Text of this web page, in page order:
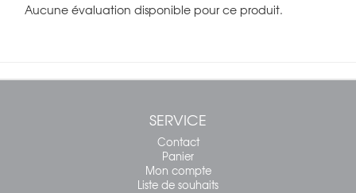
Aucune évaluation disponible pour ce produit.
SERVICE
Contact
Panier
Mon compte
Liste de souhaits